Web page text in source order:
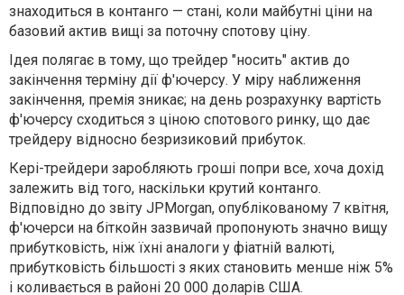
знаходиться в контанго — стані, коли майбутні ціни на
базовий актив вищі за поточну спотову ціну.
Ідея полягає в тому, що трейдер "носить" актив до
закінчення терміну дії ф'ючерсу. У міру наближення
закінчення, премія зникає; на день розрахунку вартість
ф'ючерсу сходиться з ціною спотового ринку, що дає
трейдеру відносно безризиковий прибуток.
Кері-трейдери заробляють гроші попри все, хоча дохід
залежить від того, наскільки крутий контанго.
Відповідно до звіту JPMorgan, опублікованому 7 квітня,
ф'ючерси на біткойн зазвичай пропонують значно вищу
прибутковість, ніж їхні аналоги у фіатній валюті,
прибутковість більшості з яких становить менше ніж 5%
і коливається в районі 20 000 доларів США.